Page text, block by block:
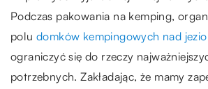
Podczas pakowania na kemping,
polu domków kempingowych nad
ograniczyć się do rzeczy
potrzebnych. Zakładając, że mamy